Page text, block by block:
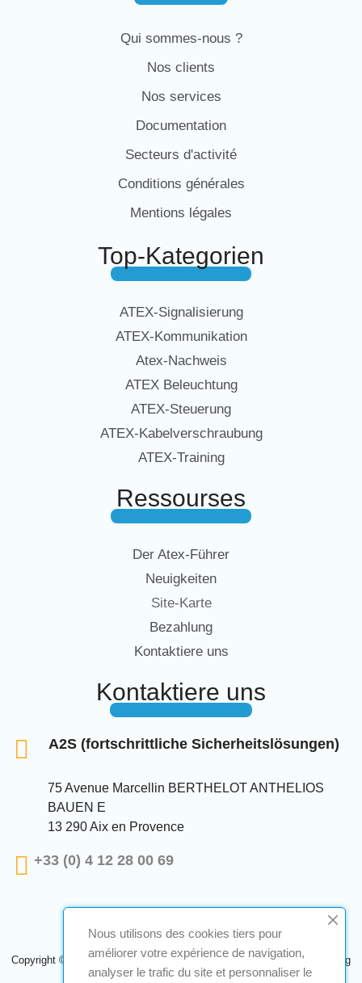
Qui sommes-nous ?
Nos clients
Nos services
Documentation
Secteurs d'activité
Conditions générales
Mentions légales
Top-Kategorien
ATEX-Signalisierung
ATEX-Kommunikation
Atex-Nachweis
ATEX Beleuchtung
ATEX-Steuerung
ATEX-Kabelverschraubung
ATEX-Training
Ressourses
Der Atex-Führer
Neuigkeiten
Site-Karte
Bezahlung
Kontaktiere uns
Kontaktiere uns
A2S (fortschrittliche Sicherheitslösungen)
75 Avenue Marcellin BERTHELOT ANTHELIOS
BAUEN E
13 290 Aix en Provence
+33 (0) 4 12 28 00 69
Copyright © 2024 A2S ATEX. Alle Rechte vorbehalten. Eine Realisierung
Navilog
Nous utilisons des cookies tiers pour
améliorer votre expérience de navigation,
analyser le trafic du site et personnaliser le